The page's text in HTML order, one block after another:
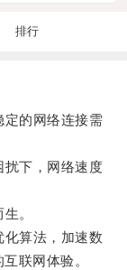
排行
的网络连接需
下，网络速度
。
算法，加速数
联网体验。